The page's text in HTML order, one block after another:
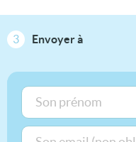
3 Envoyer à